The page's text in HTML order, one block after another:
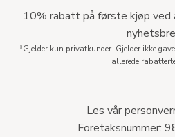
10% rabatt på første kjøp ved
*Gjelder kun privatkunder. Gjelder ikke
allerede
Les vår
Foretaksnummer: